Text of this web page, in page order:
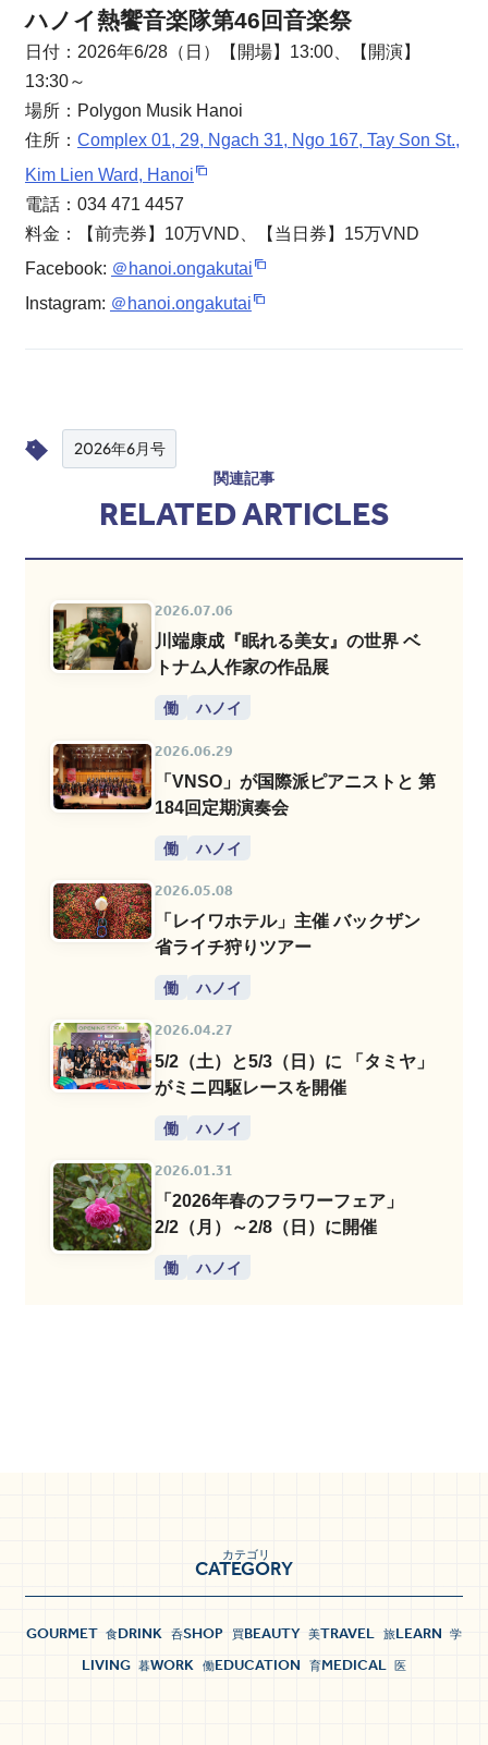
ハノイ熱饗音楽隊第46回音楽祭
日付：2026年6/28（日）【開場】13:00、【開演】
13:30～
場所：Polygon Musik Hanoi
住所： Complex 01, 29, Ngach 31, Ngo 167, Tay Son St.,
Kim Lien Ward, Hanoi
電話：034 471 4457
料金：【前売券】10万VND、【当日券】15万VND
Facebook: ＠hanoi.ongakutai
Instagram: ＠hanoi.ongakutai
2026年6月号
関連記事
RELATED ARTICLES
2026.07.06
川端康成『眠れる美女』の世界 ベ
トナム人作家の作品展
働 ハノイ
2026.06.29
「VNSO」が国際派ピアニストと 第
184回定期演奏会
働 ハノイ
2026.05.08
「レイワホテル」主催 バックザン
省ライチ狩りツアー
働 ハノイ
2026.04.27
5/2（土）と5/3（日）に 「タミヤ」
がミニ四駆レースを開催
働 ハノイ
2026.01.31
「2026年春のフラワーフェア」
2/2（月）～2/8（日）に開催
働 ハノイ
CATEGORY
カテゴリ
GOURMET 食DRINK 呑SHOP 買BEAUTY 美TRAVEL 旅LEARN 学
LIVING 暮WORK 働EDUCATION 育MEDICAL 医